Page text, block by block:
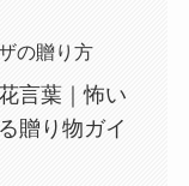
の贈り方
言葉｜怖い
贈り物ガイ